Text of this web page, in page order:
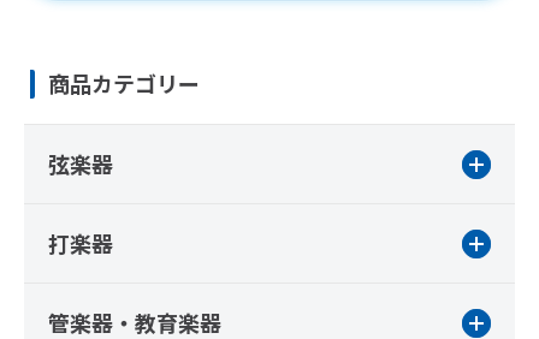
商品カテゴリー
弦楽器
打楽器
管楽器・教育楽器